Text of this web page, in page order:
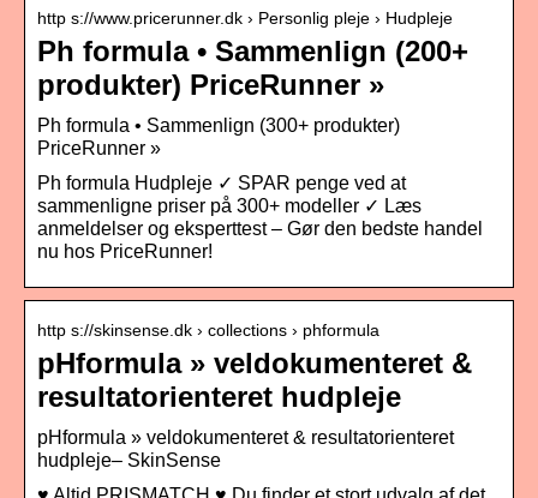
http s://www.pricerunner.dk › Personlig pleje › Hudpleje
Ph formula • Sammenlign (200+
produkter) PriceRunner »
Ph formula • Sammenlign (300+ produkter)
PriceRunner »
Ph formula Hudpleje ✓ SPAR penge ved at
sammenligne priser på 300+ modeller ✓ Læs
anmeldelser og eksperttest – Gør den bedste handel
nu hos PriceRunner!
http s://skinsense.dk › collections › phformula
pHformula » veldokumenteret &
resultatorienteret hudpleje
pHformula » veldokumenteret & resultatorienteret
hudpleje– SkinSense